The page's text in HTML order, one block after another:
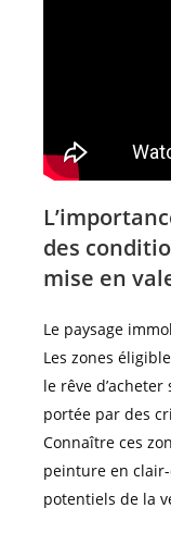
des
mise en
Le paysage
Les zones
le rêve
portée par des
Connaître ces
peinture en
potentiels de la